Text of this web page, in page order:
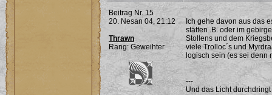
Beitrag Nr. 15
20. Nesan 04, 21:12
Thrawn
Rang: Geweihter
Ich gehe davon aus das
stätten .B. oder im
Stollens und dem
viele Trolloc´s und
logisch sein (es sei denn
---
Und das Licht